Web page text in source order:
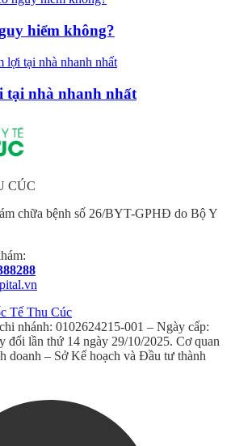
hiểm không?
tại nhà nhanh nhất
CÚC
chữa bệnh số 26/BYT-GPHĐ do Bộ Y
Tế Thu Cúc
nhánh: 0102624215-001 – Ngày cấp:
đổi lần thứ 14 ngày 29/10/2025. Cơ quan
doanh – Sở Kế hoạch và Đầu tư thành